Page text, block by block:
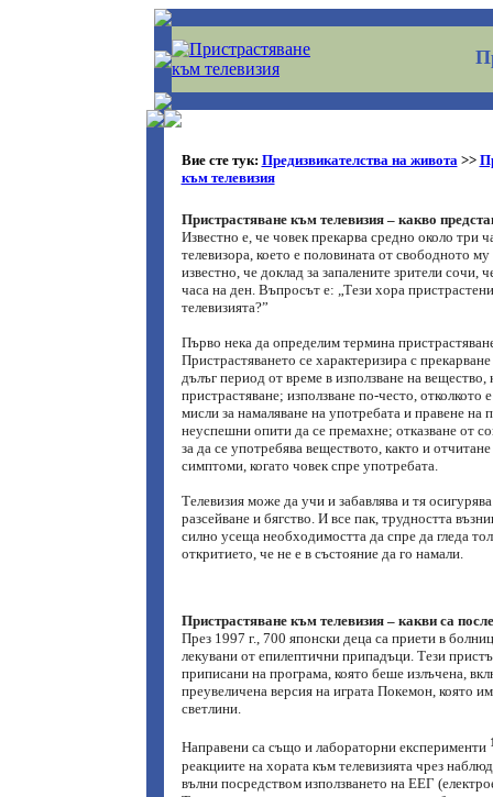
Вие сте тук: Предизвикателства на живота>>
към телевизия
Пристрастяване към телевизия – какво
Известно е, че човек прекарва средно около три
телевизора, което е половината от свободното
известно, че доклад за запалените зрители сочи,
часа на ден. Въпросът е: „Тези хора
телевизията?”
Първо нека да определим термина
Пристрастяването се характеризира с
дълъг период от време в използване на вещество,
пристрастяване; използване по-често, отколкото
мисли за намаляване на употребата и правене на
неуспешни опити да се премахне; отказване от
за да се употребява веществото, както и
симптоми, когато човек спре употребата.
Телевизия може да учи и забавлява и тя
разсейване и бягство. И все пак, трудността
силно усеща необходимостта да спре да гледа
откритието, че не е в състояние да го намали.
Пристрастяване към телевизия – какви са
През 1997 г., 700 японски деца са приети в
лекувани от епилептични припадъци. Тези
приписани на програма, която беше излъчена,
преувеличена версия на играта Покемон, която
светлини.
Направени са също и лабораторни експерименти
реакциите на хората към телевизията чрез
вълни посредством използването на ЕЕГ